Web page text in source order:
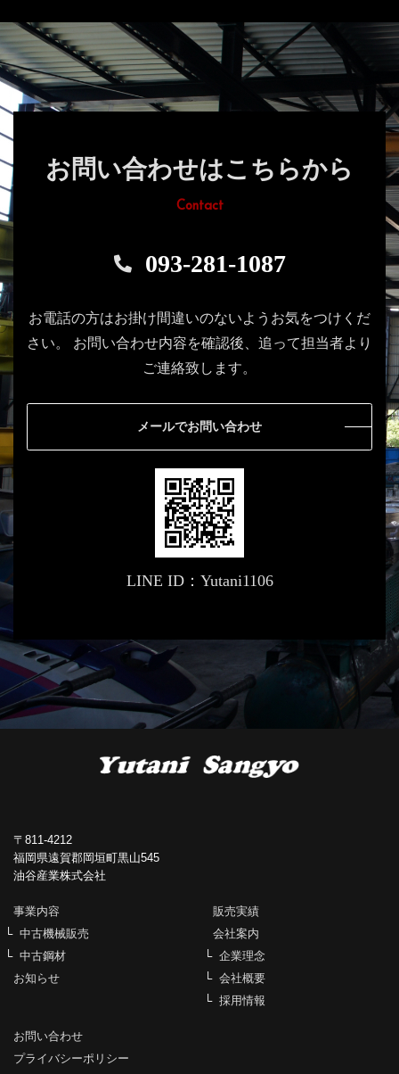
お問い合わせはこちらから
Contact
093-281-1087
お電話の方はお掛け間違いのないようお気をつけくだ
さい。
お問い合わせ内容を確認後、追って担当者より
ご連絡致します。
メールでお問い合わせ
LINE ID：Yutani1106
〒811-4212
福岡県遠賀郡岡垣町黒山545
油谷産業株式会社
事業内容
中古機械販売
中古鋼材
お知らせ
販売実績
会社案内
企業理念
会社概要
採用情報
お問い合わせ
プライバシーポリシー